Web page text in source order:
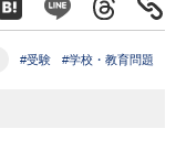
#受験 #学校・教育問題